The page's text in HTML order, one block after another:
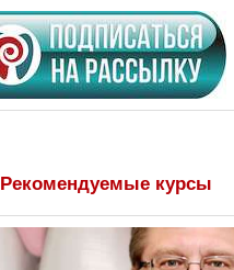
Рекомендуемые курсы